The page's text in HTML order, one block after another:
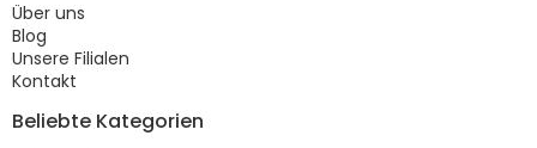
Über uns
Blog
Unsere Filialen
Kontakt
Beliebte Kategorien